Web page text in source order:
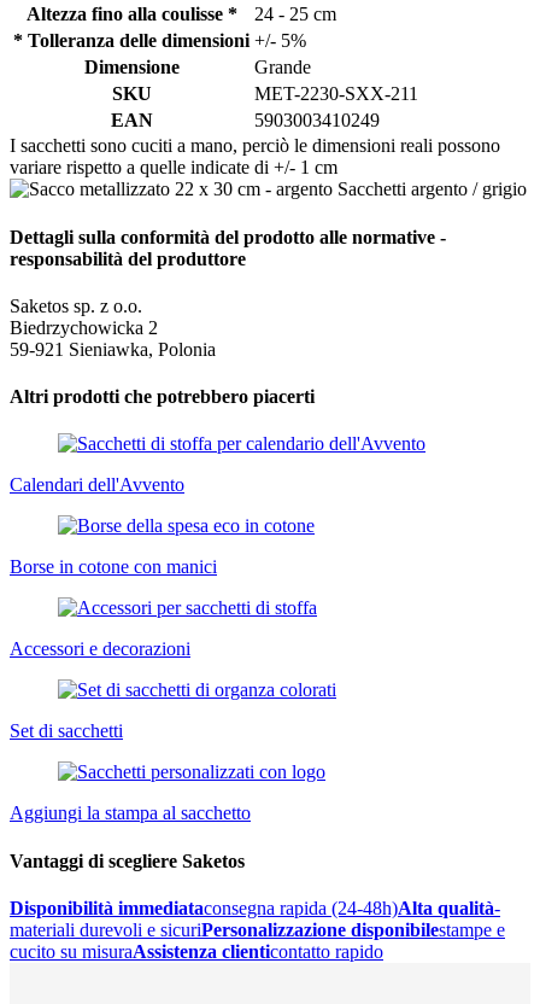
Altezza fino alla coulisse *
24 - 25 cm
* Tolleranza delle dimensioni +/- 5%
Dimensione
Grande
SKU
MET-2230-SXX-211
EAN
5903003410249
I sacchetti sono cuciti a mano, perciò le dimensioni reali possono
variare rispetto a quelle indicate di +/- 1 cm
Dettagli sulla conformità del prodotto alle normative -
responsabilità del produttore
Saketos sp. z o.o.
Biedrzychowicka 2
59-921 Sieniawka, Polonia
Altri prodotti che potrebbero piacerti
Calendari dell'Avvento
Borse in cotone con manici
Accessori e decorazioni
Set di sacchetti
Aggiungi la stampa al sacchetto
Vantaggi di scegliere Saketos
Disponibilità immediataconsegna rapida (24-48h)Alta qualità-
materiali durevoli e sicuriPersonalizzazione disponibilestampe e
cucito su misuraAssistenza clienticontatto rapido